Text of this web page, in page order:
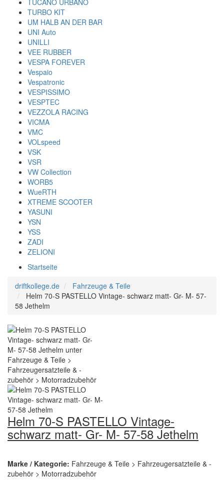
TUCANO URBANO
TURBO KIT
UM HALB AN DER BAR
UNI Auto
UNILLI
VEE RUBBER
VESPA FOREVER
Vespaio
Vespatronic
VESPISSIMO
VESPTEC
VEZZOLA RACING
VICMA
VMC
VOLspeed
VSK
VSR
VW Collection
WORB5
WueRTH
XTREME SCOOTER
YASUNI
YSN
YSS
ZADI
ZELIONI
Startseite
driftkollege.de
Fahrzeuge & Teile
Helm 70-S PASTELLO Vintage- schwarz matt- Gr- M- 57-
58 Jethelm
Helm 70-S PASTELLO Vintage-
schwarz matt- Gr- M- 57-58 Jethelm
Marke / Kategorie: Fahrzeuge & Teile > Fahrzeugersatzteile & -
zubehör > Motorradzubehör